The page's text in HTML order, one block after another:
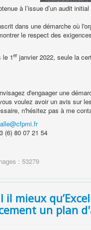
à l’issue d’un audit
dans une démarche où
le respect des
le 1er janvier 2022, seule la
d'engaager une
voulez avoir un avis sur
n'hésitez pas à me
(6) 80 07 21 54
: 53279
il mieux
un plan